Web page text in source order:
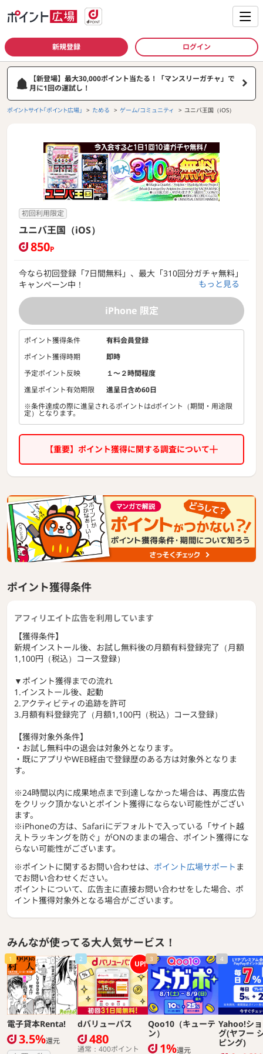
新規登録 ログイン
【新登場】最大30,000ポイント当たる！「マンスリーガチャ」で
月に1回の運試し！
ポイントサイト「ポイント広場」 ためる ゲーム/コミュニティ ユニバ王国（iOS）
初回利用限定
ユニバ王国（iOS）
850P
今なら初回登録「7日間無料」、最大「310回分ガチャ無料」
キャンペーン中！
ユニバーサルエンターテインメントが誇る最新機種から往年
の名機まで数々の大人気機種が全て無料プレイ可能！
もっと見る
iPhone 限定
ポイント獲得条件
有料会員登録
ポイント獲得時期
即時
予定ポイント反映
１〜２時間程度
進呈ポイント有効期限
進呈日含め60日
※条件達成の際に進呈されるポイントはdポイント（期間・用途限
定）となります。
【重要】ポイント獲得に関する調査について
ポイント獲得条件
アフィリエイト広告を利用しています
【獲得条件】
新規インストール後、お試し無料後の月額有料登録完了（月額
1,100円（税込）コース登録）
▼ポイント獲得までの流れ
1.インストール後、起動
2.アクティビティの追跡を許可
3.月額有料登録完了（月額1,100円（税込）コース登録）
【獲得対象外条件】
・お試し無料中の退会は対象外となります。
・既にアプリやWEB経由で登録歴のある方は対象外となりま
す。
※24時間以内に成果地点まで到達しなかった場合は、再度広告
をクリック頂かないとポイント獲得にならない可能性がござい
ます。
※iPhoneの方は、Safariにデフォルトで入っている「サイト越
えトラッキングを防ぐ」がONのままの場合、ポイント獲得にな
らない可能性がございます。
※ポイントに関するお問い合わせは、 ポイント広場サポート ま
でお問い合わせください。
ポイントについて、広告主に直接お問い合わせをした場合、ポ
イント獲得対象外となる場合がございます。
みんなが使ってる大人気サービス！
1
電子貸本Renta!
3.5%還元
2 UP!
dバリューパス
480
通常：400ポイント
3
Qoo10（キューテ
ン）
1%還元
4
Yahoo!シ
グ(ヤフー
ピング)